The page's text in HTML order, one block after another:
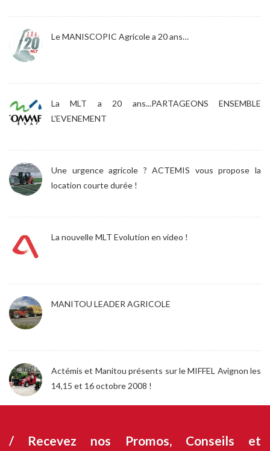
Le MANISCOPIC Agricole a 20 ans…
La MLT a 20 ans...PARTAGEONS ENSEMBLE
L'EVENEMENT
Une urgence agricole ? ACTEMIS vous propose la
location courte durée !
La nouvelle MLT Evolution en video !
MANITOU LEADER AGRICOLE
Actémis et Manitou présents sur le MIFFEL Avignon les
14,15 et 16 octobre 2008 !
/ Recevez nos Promos, Conseils et